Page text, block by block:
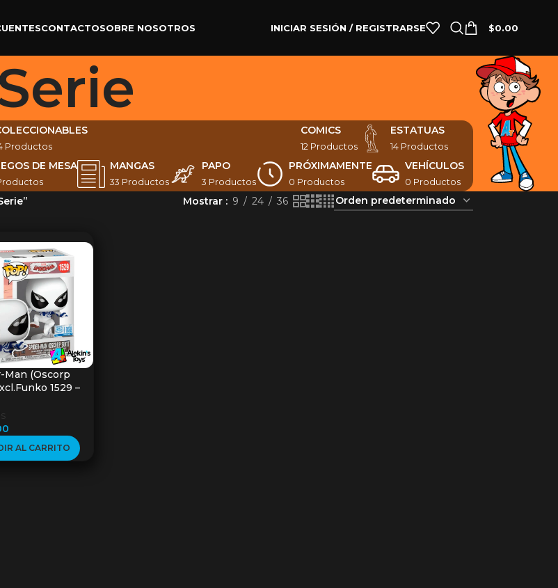
CONTACTOSOBRE NOSOTROS INICIAR SESIÓN / REGISTRARSE $0.00
Productos
COMICS
12 Productos
ESTATUAS
14 Productos
DE MESA MANGAS
33 Productos
PAPO
3 Productos
PRÓXIMAMENTE
0 Productos
VEHÍCULOS
0 Productos
Mostrar 9 24 36
Man (Oscorp
1529 –
Spider-
AL CARRITO